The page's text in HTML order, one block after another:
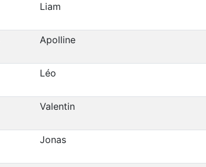
Liam
Apolline
Léo
Valentin
Jonas